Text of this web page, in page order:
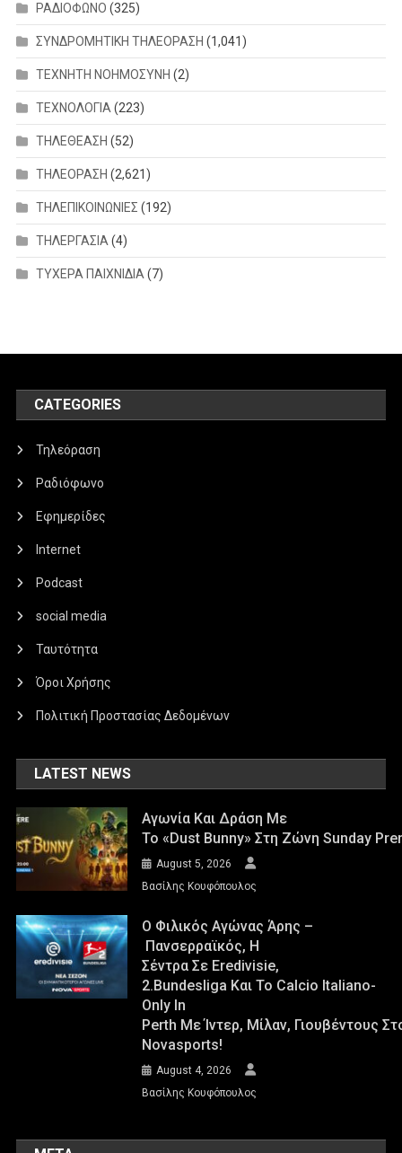
ΡΑΔΙΟΦΩΝΟ (325)
ΣΥΝΔΡΟΜΗΤΙΚΗ ΤΗΛΕΟΡΑΣΗ (1,041)
ΤΕΧΝΗΤΗ ΝΟΗΜΟΣΥΝΗ (2)
ΤΕΧΝΟΛΟΓΙΑ (223)
ΤΗΛΕΘΕΑΣΗ (52)
ΤΗΛΕΟΡΑΣΗ (2,621)
ΤΗΛΕΠΙΚΟΙΝΩΝΙΕΣ (192)
ΤΗΛΕΡΓΑΣΙΑ (4)
ΤΥΧΕΡΑ ΠΑΙΧΝΙΔΙΑ (7)
CATEGORIES
Τηλεόραση
Ραδιόφωνο
Εφημερίδες
Internet
Podcast
social media
Ταυτότητα
Όροι Χρήσης
Πολιτική Προστασίας Δεδομένων
LATEST NEWS
Αγωνία Και Δράση Με
Το «Dust Bunny» Στη Ζώνη Sunday
August 5, 2026
Βασίλης Κουφόπουλος
Ο Φιλικός Αγώνας Άρης –
Πανσερραϊκός, Η
Σέντρα Σε Eredivisie,
2.Bundesliga Και Το Calcio Italiano-
Only In
Perth Με Ίντερ, Μίλαν, Γιουβέντους
Novasports!
August 4, 2026
Βασίλης Κουφόπουλος